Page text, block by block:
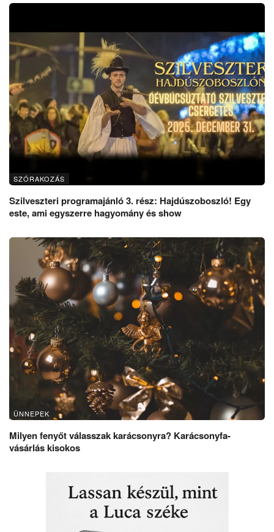
SZÓRAKOZÁS
Szilveszteri programajánló 3. rész: Hajdúszoboszló! Egy
este, ami egyszerre hagyomány és show
ÜNNEPEK
Milyen fenyőt válasszak karácsonyra? Karácsonyfa-
vásárlás kisokos